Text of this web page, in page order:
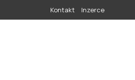
Kontakt Inzerce